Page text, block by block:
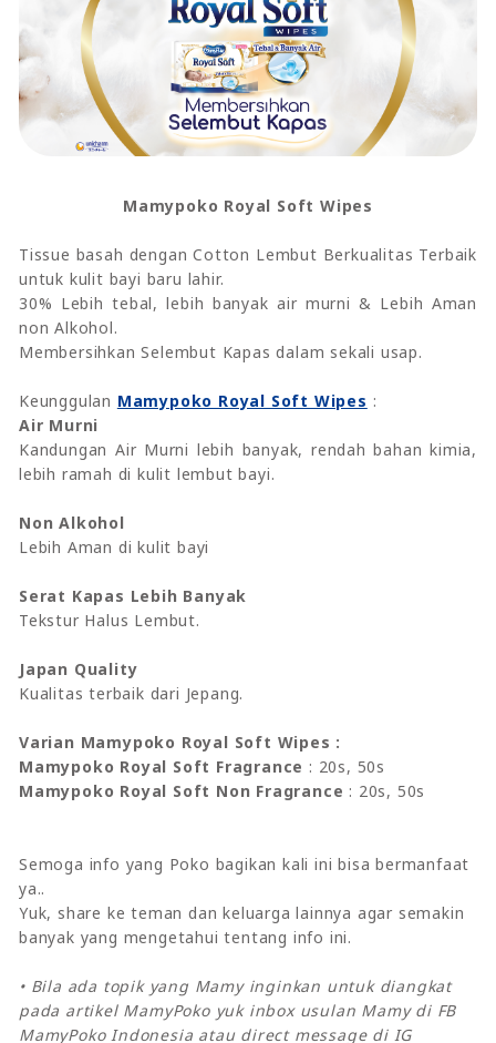
Mamypoko Royal Soft Wipes
Tissue basah dengan Cotton Lembut Berkualitas Terbaik
untuk kulit bayi baru lahir.
30% Lebih tebal, lebih banyak air murni & Lebih Aman
non Alkohol.
Membersihkan Selembut Kapas dalam sekali usap.
Keunggulan Mamypoko Royal Soft Wipes :
Air Murni
Kandungan Air Murni lebih banyak, rendah bahan kimia,
lebih ramah di kulit lembut bayi.
Non Alkohol
Lebih Aman di kulit bayi
Serat Kapas Lebih Banyak
Tekstur Halus Lembut.
Japan Quality
Kualitas terbaik dari Jepang.
Varian Mamypoko Royal Soft Wipes :
Mamypoko Royal Soft Fragrance : 20s, 50s
Mamypoko Royal Soft Non Fragrance : 20s, 50s
Semoga info yang Poko bagikan kali ini bisa bermanfaat
ya..
Yuk, share ke teman dan keluarga lainnya agar semakin
banyak yang mengetahui tentang info ini.
• Bila ada topik yang Mamy inginkan untuk diangkat
pada artikel MamyPoko yuk inbox usulan Mamy di FB
MamyPoko Indonesia atau direct message di IG